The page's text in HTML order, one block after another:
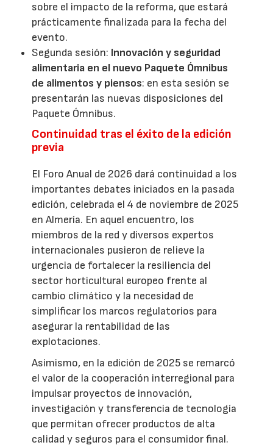
sobre el impacto de la reforma, que estará
prácticamente finalizada para la fecha del
evento.
Segunda sesión: Innovación y seguridad
alimentaria en el nuevo Paquete Ómnibus
de alimentos y piensos: en esta sesión se
presentarán las nuevas disposiciones del
Paquete Ómnibus.
Continuidad tras el éxito de la edición
previa
El Foro Anual de 2026 dará continuidad a los
importantes debates iniciados en la pasada
edición, celebrada el 4 de noviembre de 2025
en Almería. En aquel encuentro, los
miembros de la red y diversos expertos
internacionales pusieron de relieve la
urgencia de fortalecer la resiliencia del
sector horticultural europeo frente al
cambio climático y la necesidad de
simplificar los marcos regulatorios para
asegurar la rentabilidad de las
explotaciones.
Asimismo, en la edición de 2025 se remarcó
el valor de la cooperación interregional para
impulsar proyectos de innovación,
investigación y transferencia de tecnología
que permitan ofrecer productos de alta
calidad y seguros para el consumidor final.